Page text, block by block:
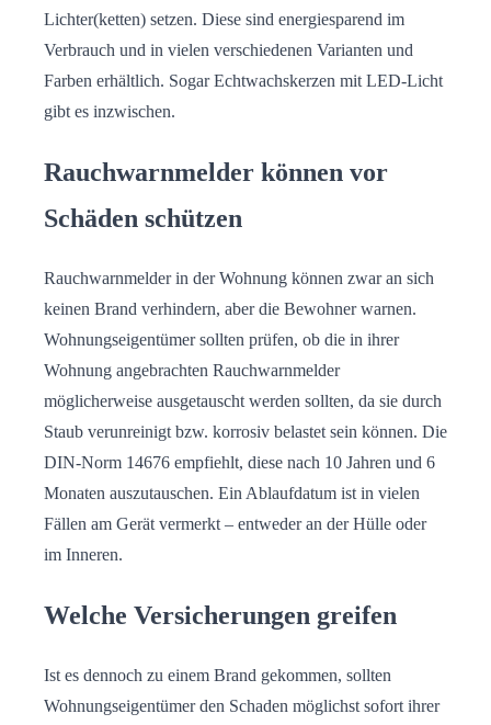
Lichter(ketten) setzen. Diese sind energiesparend im
Verbrauch und in vielen verschiedenen Varianten und
Farben erhältlich. Sogar Echtwachskerzen mit LED-Licht
gibt es inzwischen.
Rauchwarnmelder können vor
Schäden schützen
Rauchwarnmelder in der Wohnung können zwar an sich
keinen Brand verhindern, aber die Bewohner warnen.
Wohnungseigentümer sollten prüfen, ob die in ihrer
Wohnung angebrachten Rauchwarnmelder
möglicherweise ausgetauscht werden sollten, da sie durch
Staub verunreinigt bzw. korrosiv belastet sein können. Die
DIN-Norm 14676 empfiehlt, diese nach 10 Jahren und 6
Monaten auszutauschen. Ein Ablaufdatum ist in vielen
Fällen am Gerät vermerkt – entweder an der Hülle oder
im Inneren.
Welche Versicherungen greifen
Ist es dennoch zu einem Brand gekommen, sollten
Wohnungseigentümer den Schaden möglichst sofort ihrer